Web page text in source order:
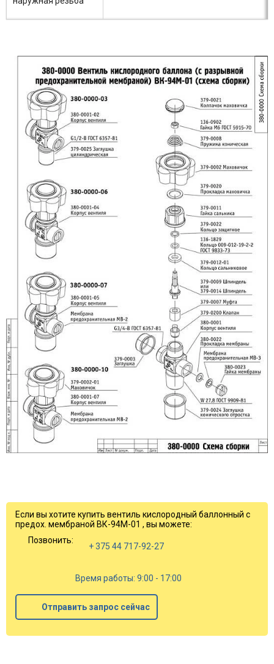
Если вы хотите купить вентиль кислородный баллонный с
предох. мембраной ВК-94М-01 , вы можете:
Позвонить:
+ 375 44 717-92-27
Время работы: 9:00 - 17:00
Отправить запрос сейчас